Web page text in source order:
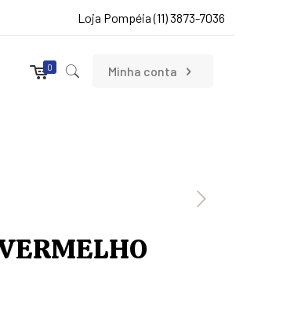
Loja Pompéia (11) 3873-7036
0 Minha conta